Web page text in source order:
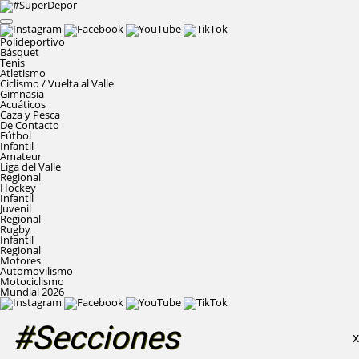
Polideportivo
Básquet
Tenis
Atletismo
Ciclismo / Vuelta al Valle
Gimnasia
Acuáticos
Caza y Pesca
De Contacto
Fútbol
Infantil
Amateur
Liga del Valle
Regional
Hockey
Infantil
Juvenil
Regional
Rugby
Infantil
Regional
Motores
Automovilismo
Motociclismo
Mundial 2026
#Secciones X